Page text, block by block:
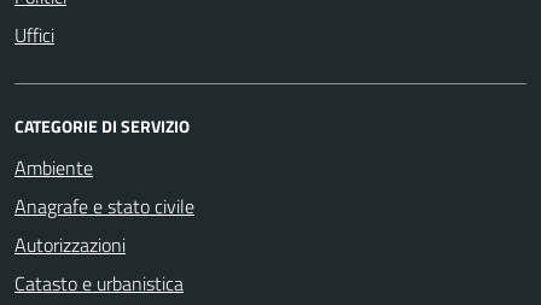
Uffici
CATEGORIE DI SERVIZIO
Ambiente
Anagrafe e stato civile
Autorizzazioni
Catasto e urbanistica